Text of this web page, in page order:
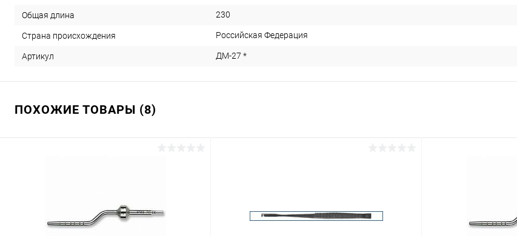
Общая длина 230
Страна происхождения Российская Федерация
Артикул ДМ-27 *
ПОХОЖИЕ ТОВАРЫ (8)